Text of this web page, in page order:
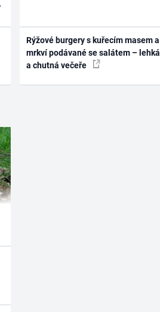
Rýžové burgery s kuřecím masem a
mrkví podávané se salátem – lehká
a chutná večeře